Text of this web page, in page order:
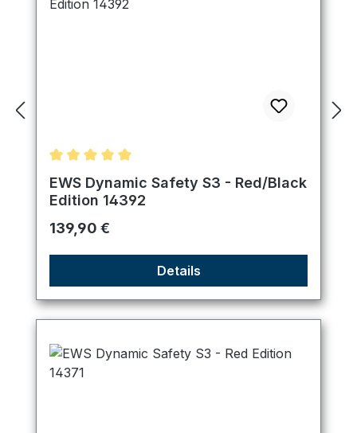
Durchschnittliche Bewertung von 5 von 5 Sternen
EWS Dynamic Safety S3 - Red/Black
Edition 14392
Regulärer Preis:
139,90 €
Details